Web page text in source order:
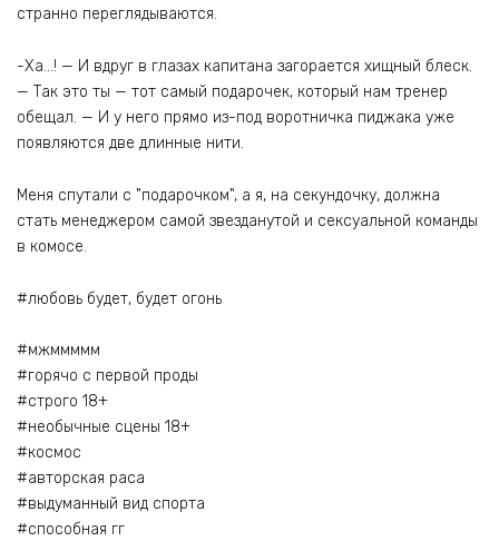
странно переглядываются.
-Ха…! — И вдруг в глазах капитана загорается хищный блеск.
— Так это ты — тот самый подарочек, который нам тренер
обещал. — И у него прямо из-под воротничка пиджака уже
появляются две длинные нити.
Меня спутали с "подарочком", а я, на секундочку, должна
стать менеджером самой звезданутой и сексуальной команды
в комосе.
#любовь будет, будет огонь
#мжммммм
#горячо с первой проды
#строго 18+
#необычные сцены 18+
#космос
#авторская раса
#выдуманный вид спорта
#способная гг